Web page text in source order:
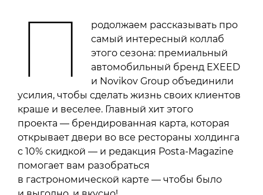
П
родолжаем рассказывать про
самый интересный коллаб
этого сезона: премиальный
автомобильный бренд EXEED
и Novikov Group объединили
усилия, чтобы сделать жизнь своих клиентов
краше и веселее. Главный хит этого
проекта — брендированная карта, которая
открывает двери во все рестораны холдинга
с 10% скидкой — и редакция Posta-Magazine
помогает вам разобраться
в гастрономической карте — чтобы было